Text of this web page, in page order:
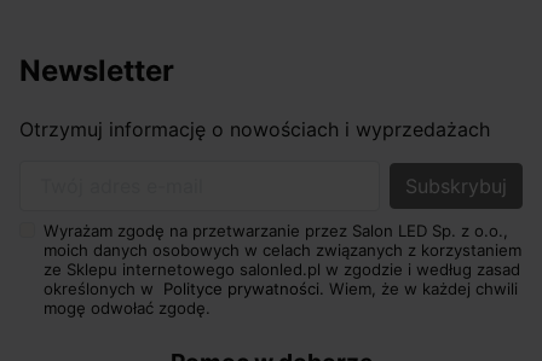
Newsletter
Otrzymuj informację o nowościach i wyprzedażach
Wyrażam zgodę na przetwarzanie przez Salon LED Sp. z o.o.,
moich danych osobowych w celach związanych z korzystaniem
ze Sklepu internetowego salonled.pl w zgodzie i według zasad
określonych w Polityce prywatności. Wiem, że w każdej chwili
mogę odwołać zgodę.